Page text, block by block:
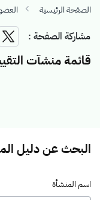
الصفحة الرئيسية
مشاركة الصفحة :
قائمة منشآت
البحث عن دليل
اسم المنشأة